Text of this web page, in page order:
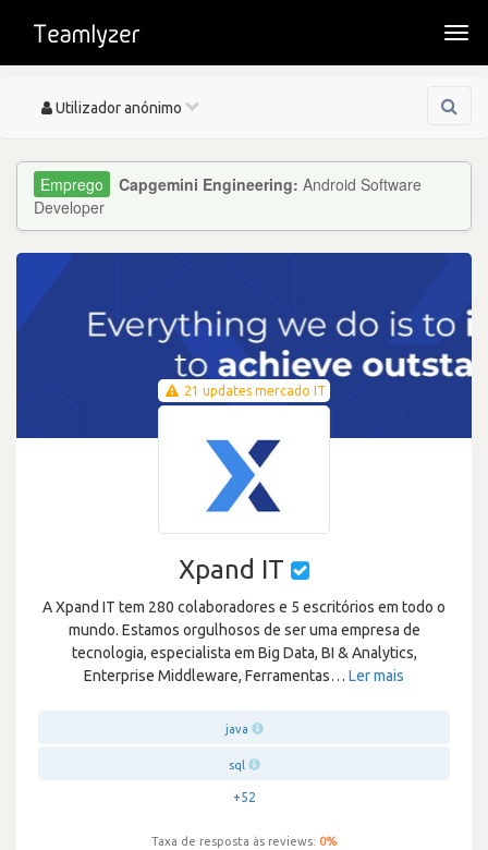
Toggle
Utilizador anónimo
Capgemini Engineering: Android Software
Developer
21 updates mercado IT
Xpand IT
A Xpand IT tem 280 colaboradores e 5 escritórios em todo o
mundo. Estamos orgulhosos de ser uma empresa de
tecnologia, especialista em Big Data, BI & Analytics,
Enterprise Middleware, Ferramentas… Ler mais
java
sql
+52
Taxa de resposta às reviews: 0%